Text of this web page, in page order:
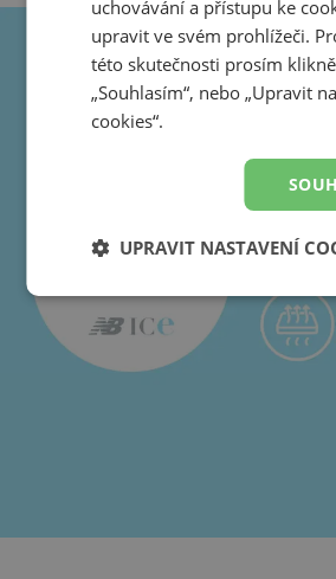
uchovávání a přístupu ke
upravit ve svém prohlížeči.
této skutečnosti prosím
„Souhlasím“, nebo „Upravit
cookies“.
UPRAVIT NASTAVENÍ